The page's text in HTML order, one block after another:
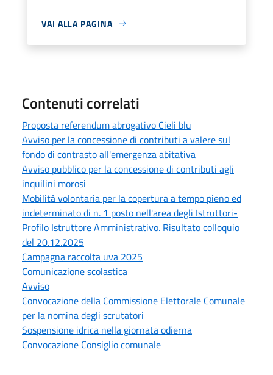
VAI ALLA PAGINA
Contenuti correlati
Proposta referendum abrogativo Cieli blu
Avviso per la concessione di contributi a valere sul
fondo di contrasto all'emergenza abitativa
Avviso pubblico per la concessione di contributi agli
inquilini morosi
Mobilità volontaria per la copertura a tempo pieno ed
indeterminato di n. 1 posto nell'area degli Istruttori-
Profilo Istruttore Amministrativo. Risultato colloquio
del 20.12.2025
Campagna raccolta uva 2025
Comunicazione scolastica
Avviso
Convocazione della Commissione Elettorale Comunale
per la nomina degli scrutatori
Sospensione idrica nella giornata odierna
Convocazione Consiglio comunale